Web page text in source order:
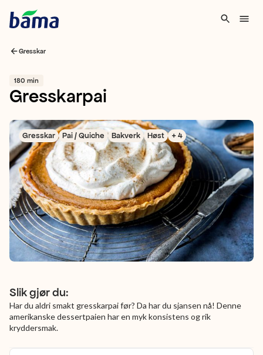
Gresskar
180 min
Gresskarpai
Gresskar Pai / Quiche Bakverk Høst + 4
Slik gjør du:
Har du aldri smakt gresskarpai før? Da har du sjansen nå! Denne
amerikanske dessertpaien har en myk konsistens og rik
kryddersmak.